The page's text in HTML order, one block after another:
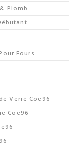
Plomb
Fours
Verre Coe96
Coe96